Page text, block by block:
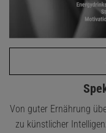
Von guter Ernährung
zu künstlicher